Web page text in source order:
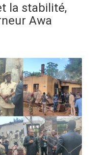
la stabilité,
Awa